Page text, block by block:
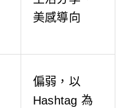
美感導向
偏弱，以
Hashtag 為